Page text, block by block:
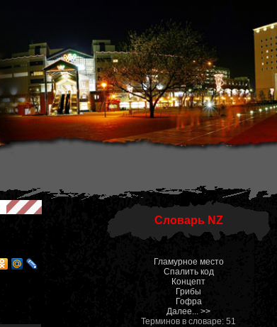
Словарь NZ
Гламурное место
Спалить код
Концепт
Грибы
Гофра
Далее... >>
Терминов в словаре: 51